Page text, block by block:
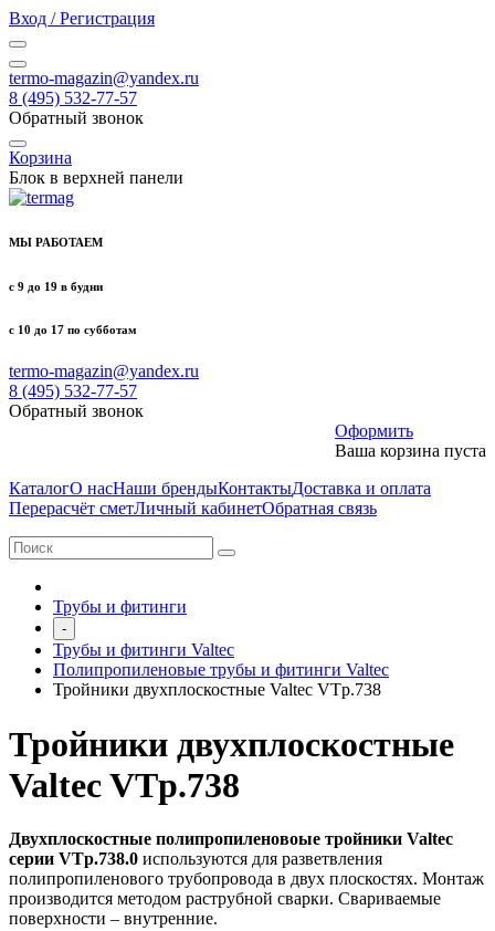
Вход / Регистрация
termo-magazin@yandex.ru
8 (495) 532-77-57
Обратный звонок
Корзина
Блок в верхней панели
МЫ РАБОТАЕМ
с 9 до 19 в будни
с 10 до 17 по субботам
termo-magazin@yandex.ru
8 (495) 532-77-57
Обратный звонок
Оформить
Ваша корзина пуста
КаталогО насНаши брендыКонтактыДоставка и оплата
Перерасчёт сметЛичный кабинетОбратная связь
Трубы и фитинги
-
Трубы и фитинги Valtec
Полипропиленовые трубы и фитинги Valtec
Тройники двухплоскостные Valtec VTp.738
Тройники двухплоскостные
Valtec VTp.738
Двухплоскостные полипропиленовоые тройники Valtec
серии VTp.738.0 используются для разветвления
полипропиленового трубопровода в двух плоскостях. Монтаж
производится методом раструбной сварки. Свариваемые
поверхности – внутренние.